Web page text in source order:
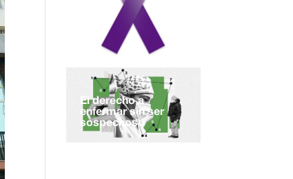
El derecho a
enfermar sin ser
sospechoso